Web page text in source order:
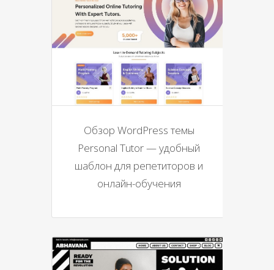
Обзор WordPress темы
Personal Tutor — удобный
шаблон для репетиторов и
онлайн-обучения